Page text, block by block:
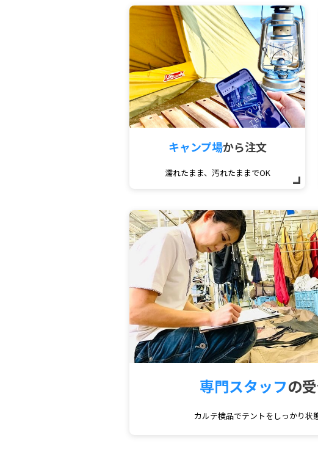
キャンプ場から注文
濡れたまま、汚れたままでOK
専門スタッフの
カルテ検品でテントをしっかり状